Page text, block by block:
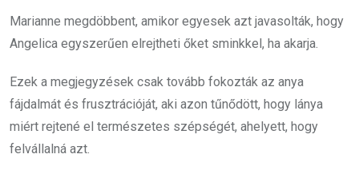
Marianne megdöbbent, amikor egyesek azt javasolták, hogy
Angelica egyszerűen elrejtheti őket sminkkel, ha akarja.
Ezek a megjegyzések csak tovább fokozták az anya
fájdalmát és frusztrációját, aki azon tűnődött, hogy lánya
miért rejtené el természetes szépségét, ahelyett, hogy
felvállalná azt.